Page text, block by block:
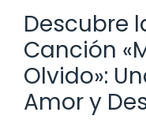
Descubre
Canción
Olvido»:
Amor y